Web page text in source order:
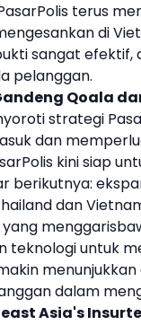
terus
di
sangat
pelanggan.
Qoala
strategi
dan
kini siap
berikutnya:
dan
teknologi untuk
menunjukkan
dalam
Asia's